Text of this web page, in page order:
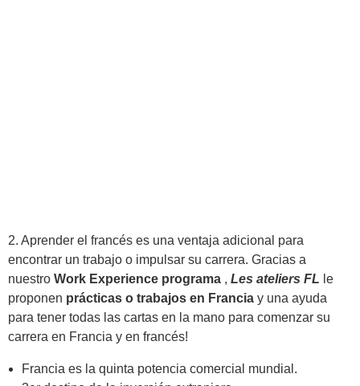
2. Aprender el francés es una ventaja adicional para
encontrar un trabajo o impulsar su carrera. Gracias a
nuestro Work Experience programa , Les ateliers FL le
proponen prácticas o trabajos en Francia y una ayuda
para tener todas las cartas en la mano para comenzar su
carrera en Francia y en francés!
Francia es la quinta potencia comercial mundial.